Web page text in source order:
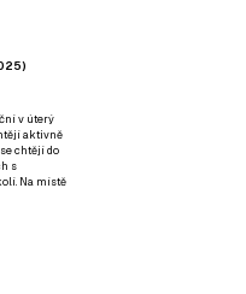
v úterý
aktivně
chtějí do
s
Na místě